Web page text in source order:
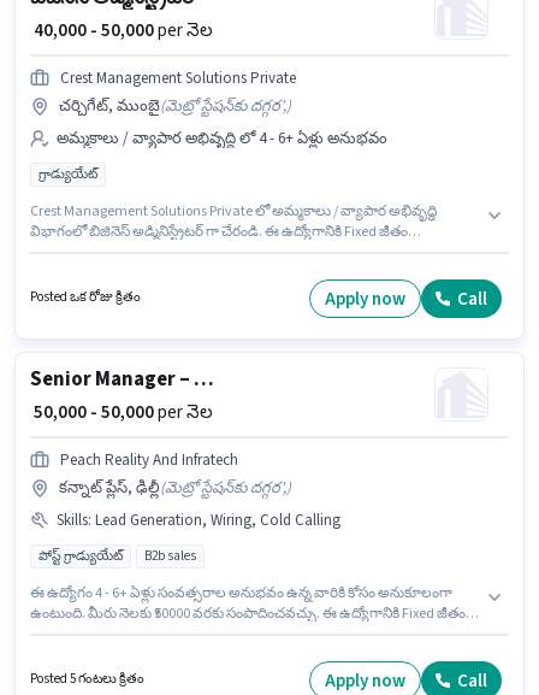
₹ 40,000 - 50,000per నెల
Crest Management Solutions Private
చర్చిగేట్, ముంబై(మెట్రో స్టేషన్‌కు దగ్గర',)
అమ్మకాలు / వ్యాపార అభివృద్ధి లో 4 - 6+ ఏళ్లు అనుభవం
గ్రాడ్యుయేట్
Crest Management Solutions Private లో అమ్మకాలు / వ్యాపార అభివృద్ధి
విభాగంలో బిజినెస్ అడ్మినిస్ట్రేటర్ గా చేరండి. ఈ ఉద్యోగానికి Fixed జీతం
₹50000 వరకు సంపాదించవచ్చు. ఈ ఉద్యోగానికి అభ్యర్థులు తప్పనిసరిగా గ్రాడ్యుయేట్
Posted ఒక రోజు క్రితం Apply now Call
Senior Manager – Real Estate
₹ 50,000 - 50,000per నెల
Peach Reality And Infratech
కన్నాట్ ప్లేస్, ఢిల్లీ(మెట్రో స్టేషన్‌కు దగ్గర',)
Skills: Lead Generation, Wiring, Cold Calling
పోస్ట్ గ్రాడ్యుయేట్ B2b sales
ఈ ఉద్యోగం 4 - 6+ ఏళ్లు సంవత్సరాల అనుభవం ఉన్న వారికి కోసం అనుకూలంగా
ఉంటుంది. మీరు నెలకు ₹50000 వరకు సంపాదించవచ్చు. ఈ ఉద్యోగానికి Fixed జీతం
ప్లేస్, ఢిల్లీ లో ఉంది. ఈ ఉద్యోగానికి అభ్యర్థి వద్ద Cold Calling, Lead Generation,
Posted 5 గంటలు క్రితం Apply now Call